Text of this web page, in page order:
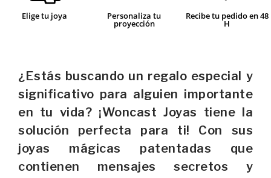
Elige tu joya Personaliza tu
proyección
Recibe tu pedido en 48
H
¿Estás buscando un regalo especial y
significativo para alguien importante
en tu vida? ¡Woncast Joyas tiene la
solución perfecta para ti! Con sus
joyas mágicas patentadas que
contienen mensajes secretos y